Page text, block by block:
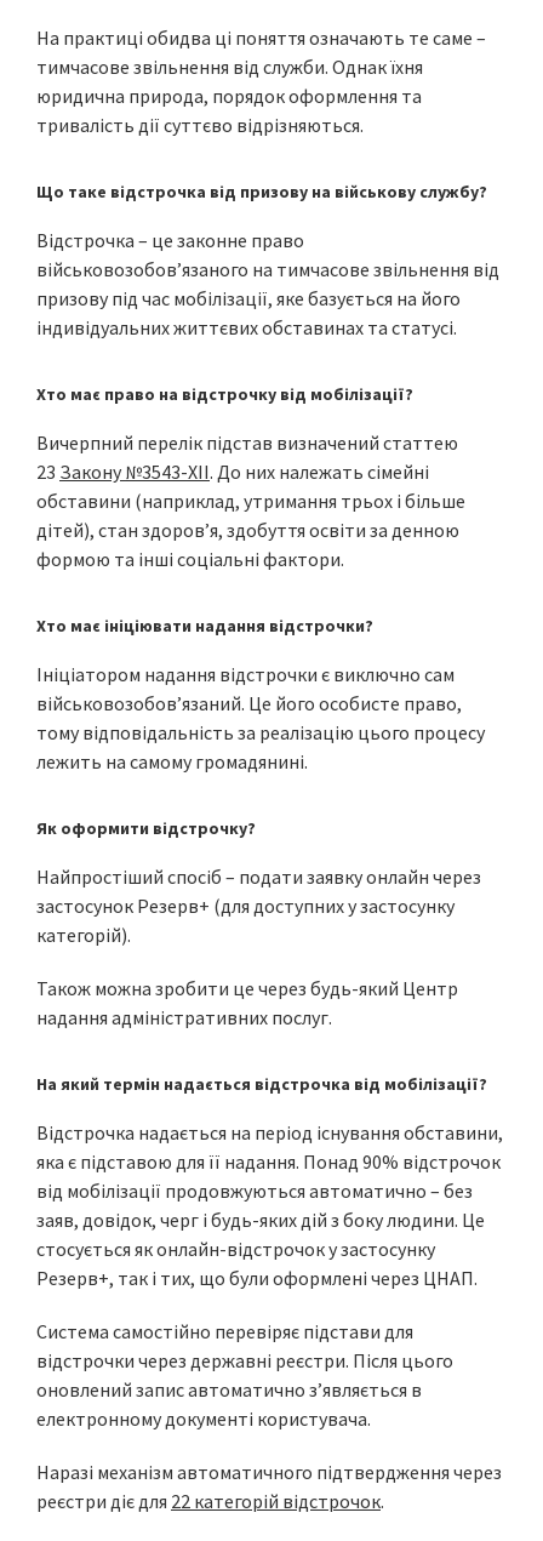
На практиці обидва ці поняття означають те саме –
тимчасове звільнення від служби. Однак їхня
юридична природа, порядок оформлення та
тривалість дії суттєво відрізняються.
Що таке відстрочка від призову на військову службу?
Відстрочка – це законне право
військовозобов’язаного на тимчасове звільнення від
призову під час мобілізації, яке базується на його
індивідуальних життєвих обставинах та статусі.
Хто має право на відстрочку від мобілізації?
Вичерпний перелік підстав визначений статтею
23 Закону №3543-XII. До них належать сімейні
обставини (наприклад, утримання трьох і більше
дітей), стан здоров’я, здобуття освіти за денною
формою та інші соціальні фактори.
Хто має ініціювати надання відстрочки?
Ініціатором надання відстрочки є виключно сам
військовозобов’язаний. Це його особисте право,
тому відповідальність за реалізацію цього процесу
лежить на самому громадянині.
Як оформити відстрочку?
Найпростіший спосіб – подати заявку онлайн через
застосунок Резерв+ (для доступних у застосунку
категорій).
Також можна зробити це через будь-який Центр
надання адміністративних послуг.
На який термін надається відстрочка від мобілізації?
Відстрочка надається на період існування обставини,
яка є підставою для її надання. Понад 90% відстрочок
від мобілізації продовжуються автоматично – без
заяв, довідок, черг і будь-яких дій з боку людини. Це
стосується як онлайн-відстрочок у застосунку
Резерв+, так і тих, що були оформлені через ЦНАП.
Система самостійно перевіряє підстави для
відстрочки через державні реєстри. Після цього
оновлений запис автоматично з’являється в
електронному документі користувача.
Наразі механізм автоматичного підтвердження через
реєстри діє для 22 категорій відстрочок.